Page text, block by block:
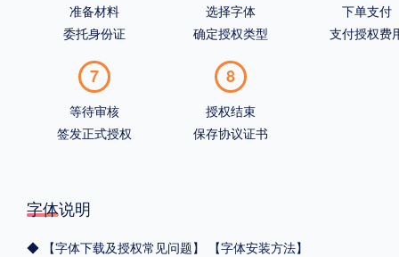
准备材料
委托身份证
选择字体
确定授权类型
下单支付
支付授权费
7
等待审核
签发正式授权
8
授权结束
保存协议证书
字体说明
◆ 【字体下载及授权常见问题】
【字体安装方法】